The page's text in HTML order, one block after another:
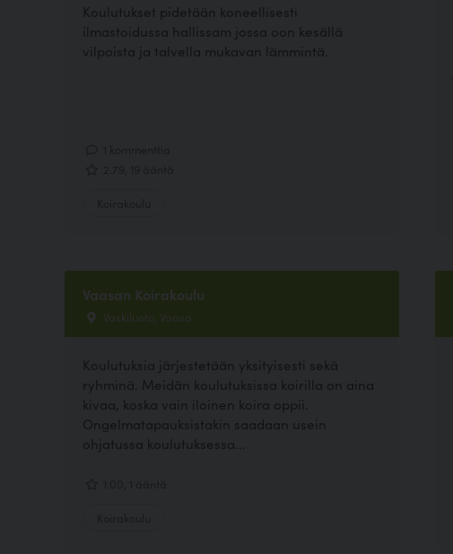
Koulutukset pidetään koneellisesti
ilmastoidussa hallissam jossa oon kesällä
vilpoista ja talvella mukavan lämmintä.
Vaasan Koirakoulu
Vaskiluoto, Vaasa
Koulutuksia järjestetään yksityisesti sekä
ryhminä. Meidän koulutuksissa koirilla on aina
kivaa, koska vain iloinen koira oppii.
Ongelmatapauksistakin saadaan usein
ohjatussa koulutuksessa...